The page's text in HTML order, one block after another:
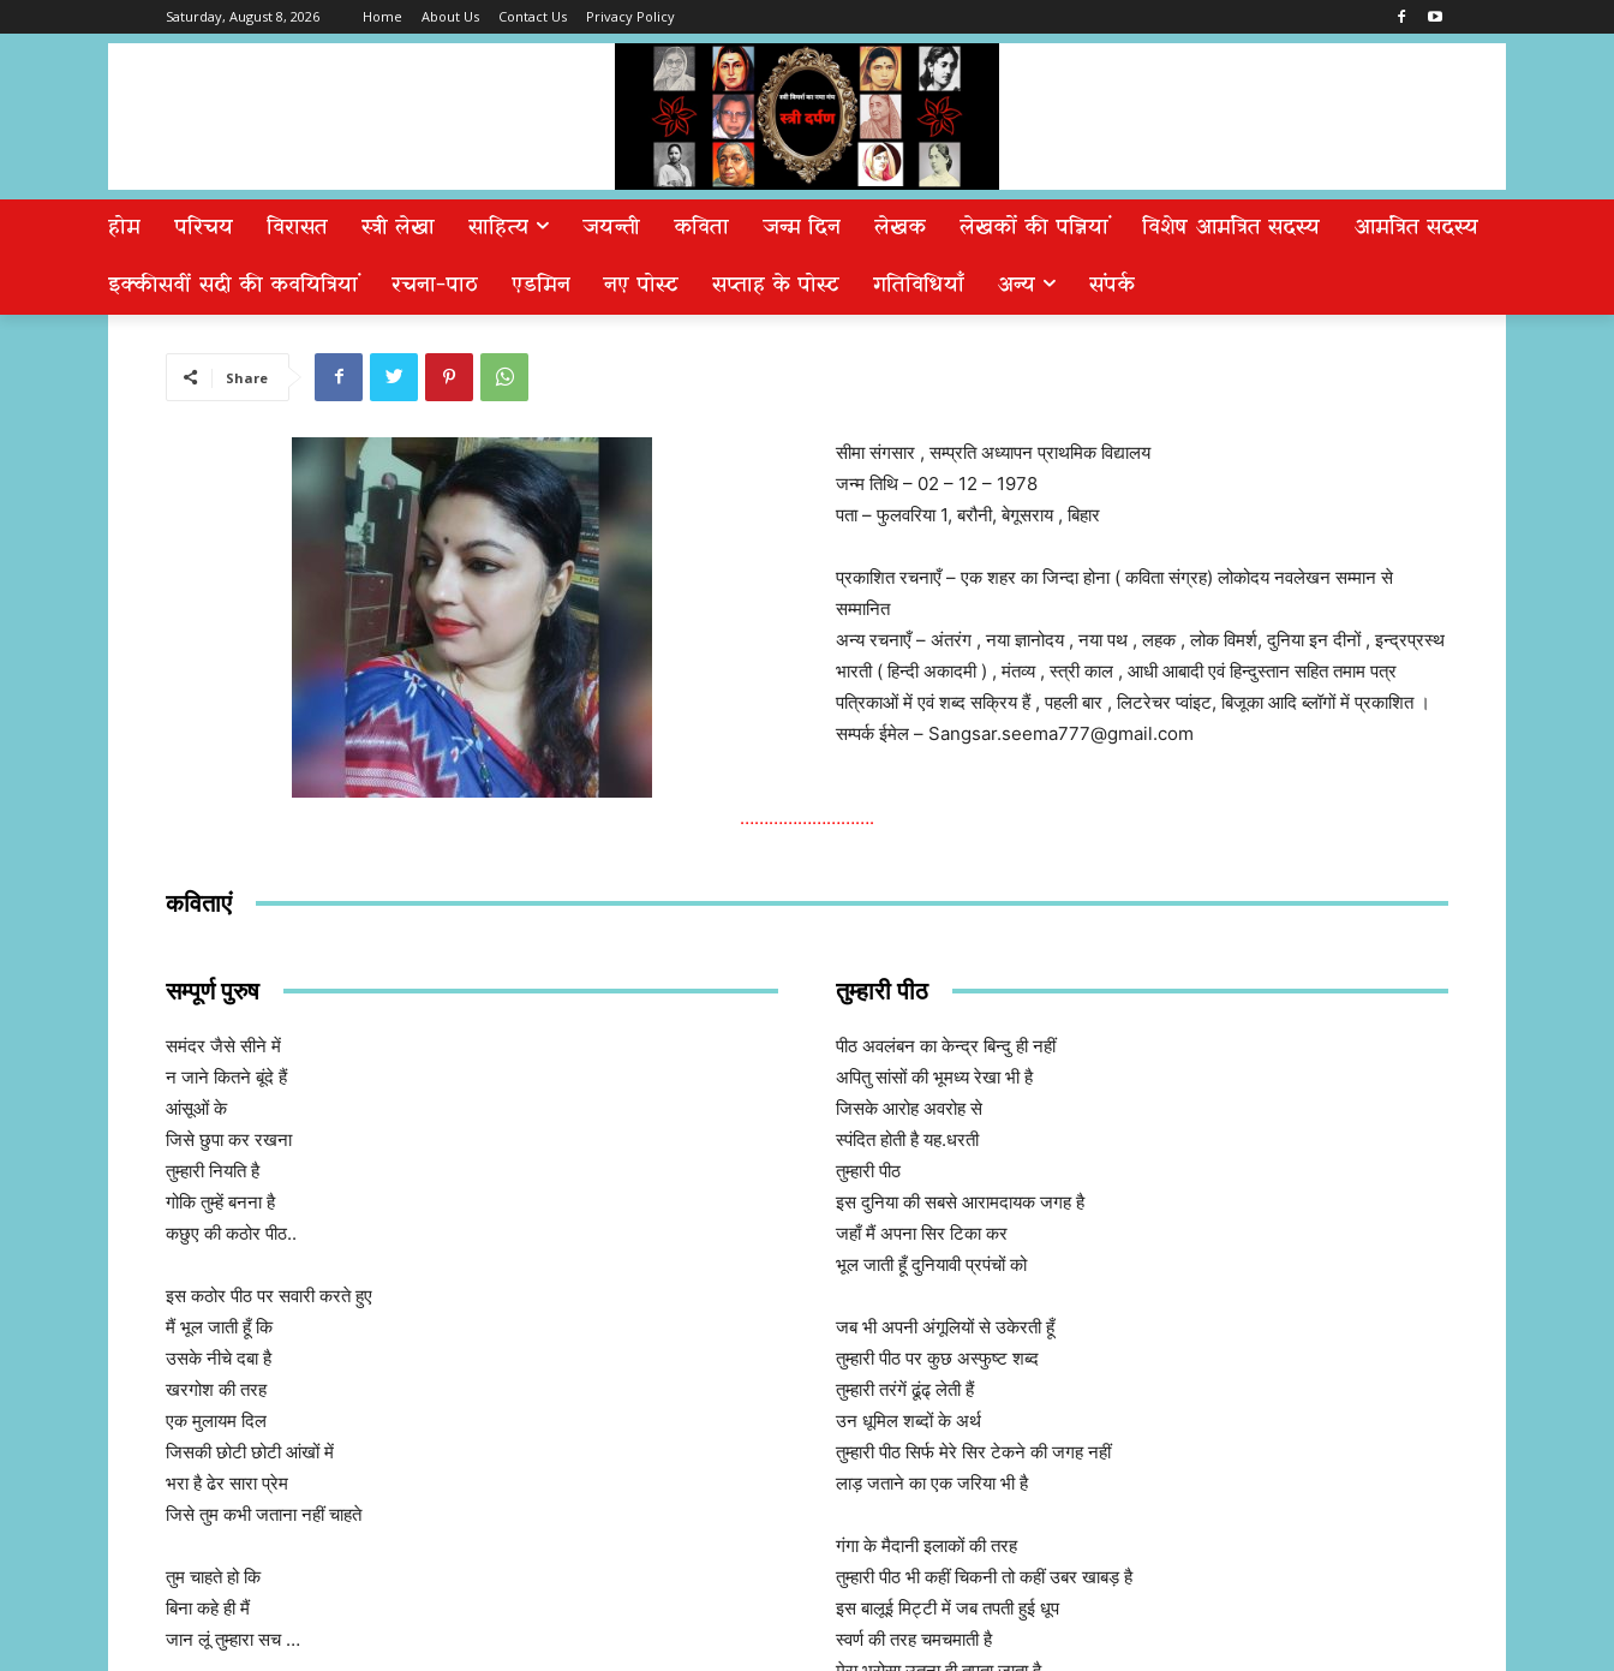
Saturday, August 8, 2026 Home About Us Contact Us Privacy Policy
होम परिचय विरासत स्त्री लेखा साहित्य जयन्ती कविता जन्म दिन लेखक लेखकों की पत्नियां विशेष आमंत्रित सदस्य
आमंत्रित सदस्य
इक्कीसवीं सदी की कवयित्रियां
रचना-पाठ एडमिन नए पोस्ट सप्ताह के पोस्ट गतिविधियाँ अन्य संपर्क
Share
सीमा संगसार , सम्प्रति अध्यापन प्राथमिक विद्यालय
जन्म तिथि – 02 – 12 – 1978
पता – फुलवरिया 1, बरौनी, बेगूसराय , बिहार
प्रकाशित रचनाएँ – एक शहर का जिन्दा होना ( कविता संग्रह) लोकोदय नवलेखन सम्मान से
सम्मानित
अन्य रचनाएँ – अंतरंग , नया ज्ञानोदय , नया पथ , लहक , लोक विमर्श, दुनिया इन दीनों , इन्द्रप्रस्थ
भारती ( हिन्दी अकादमी ) , मंतव्य , स्त्री काल , आधी आबादी एवं हिन्दुस्तान सहित तमाम पत्र
पत्रिकाओं में एवं शब्द सक्रिय हैं , पहली बार , लिटरेचर प्वांइट, बिजूका आदि ब्लॉगों में प्रकाशित ।
सम्पर्क ईमेल – Sangsar.seema777@gmail.com
……………………….
कविताएं
सम्पूर्ण पुरुष
समंदर जैसे सीने में
न जाने कितने बूंदे हैं
आंसूओं के
जिसे छुपा कर रखना
तुम्हारी नियति है
गोकि तुम्हें बनना है
कछुए की कठोर पीठ..
इस कठोर पीठ पर सवारी करते हुए
मैं भूल जाती हूँ कि
उसके नीचे दबा है
खरगोश की तरह
एक मुलायम दिल
जिसकी छोटी छोटी आंखों में
भरा है ढेर सारा प्रेम
जिसे तुम कभी जताना नहीं चाहते
तुम चाहते हो कि
बिना कहे ही मैं
जान लूं तुम्हारा सच …
तुम्हारी पीठ
पीठ अवलंबन का केन्द्र बिन्दु ही नहीं
अपितु सांसों की भूमध्य रेखा भी है
जिसके आरोह अवरोह से
स्पंदित होती है यह.धरती
तुम्हारी पीठ
इस दुनिया की सबसे आरामदायक जगह है
जहाँ मैं अपना सिर टिका कर
भूल जाती हूँ दुनियावी प्रपंचों को
जब भी अपनी अंगूलियों से उकेरती हूँ
तुम्हारी पीठ पर कुछ अस्फुष्ट शब्द
तुम्हारी तरंगें ढूंढ् लेती हैं
उन धूमिल शब्दों के अर्थ
तुम्हारी पीठ सिर्फ मेरे सिर टेकने की जगह नहीं
लाड़ जताने का एक जरिया भी है
गंगा के मैदानी इलाकों की तरह
तुम्हारी पीठ भी कहीं चिकनी तो कहीं उबर खाबड़ है
इस बालूई मिट्टी में जब तपती हुई धूप
स्वर्ण की तरह चमचमाती है